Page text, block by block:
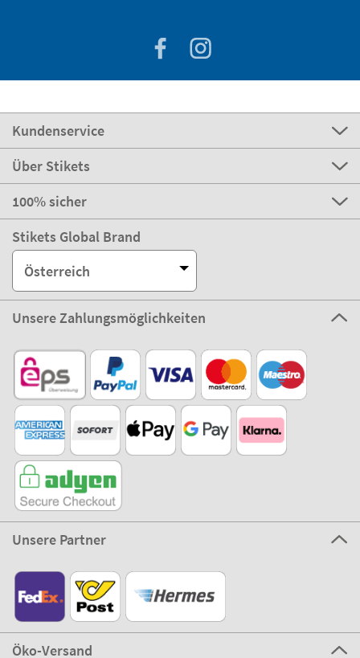
Kundenservice
Über Stikets
100% sicher
Stikets Global Brand
Österreich
Unsere Zahlungsmöglichkeiten
Unsere Partner
Öko-Versand